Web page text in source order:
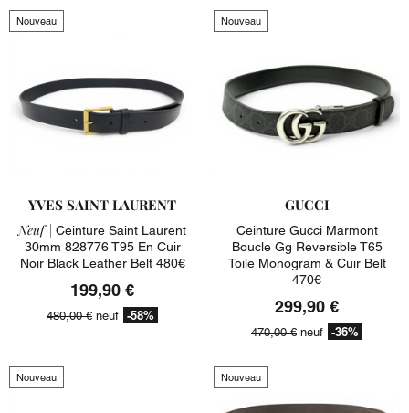
Nouveau
YVES SAINT LAURENT
Neuf | Ceinture Saint Laurent
30mm 828776 T95 En Cuir
Noir Black Leather Belt 480€
199,90 €
480,00 € neuf -58%
Nouveau
GUCCI
Ceinture Gucci Marmont
Boucle Gg Reversible T65
Toile Monogram & Cuir Belt
470€
299,90 €
470,00 € neuf -36%
Nouveau Nouveau